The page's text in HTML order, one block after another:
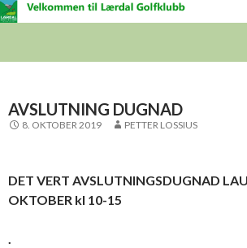
AVSLUTNING DUGNAD
8. OKTOBER 2019 PETTER LOSSIUS
DET VERT AVSLUTNINGSDUGNAD
OKTOBER kl 10-15
.